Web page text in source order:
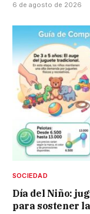
6 de agosto de 2026
SOCIEDAD
Día del Niño:
para sostener